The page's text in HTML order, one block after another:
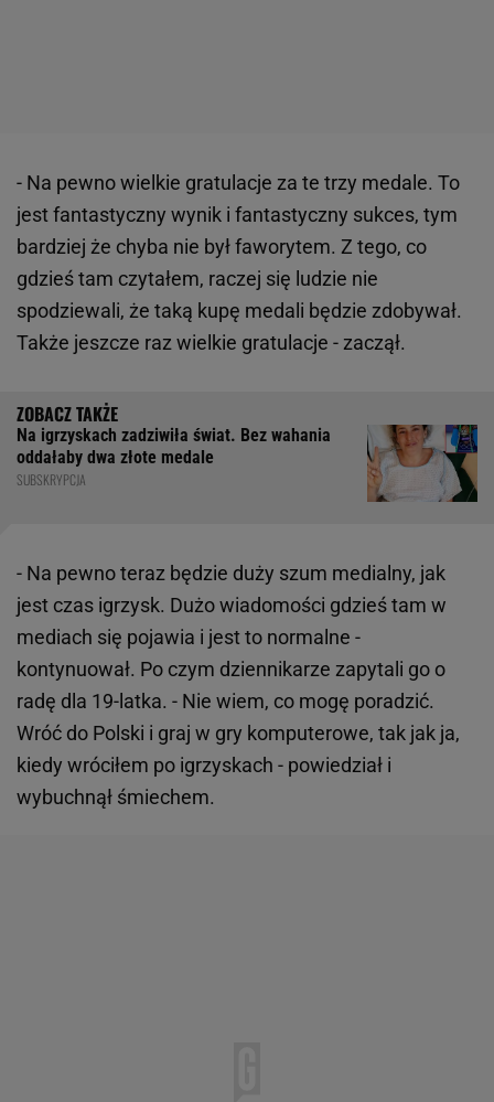
- Na pewno wielkie gratulacje za te trzy medale. To
jest fantastyczny wynik i fantastyczny sukces, tym
bardziej że chyba nie był faworytem. Z tego, co
gdzieś tam czytałem, raczej się ludzie nie
spodziewali, że taką kupę medali będzie zdobywał.
Także jeszcze raz wielkie gratulacje - zaczął.
Na igrzyskach zadziwiła świat. Bez wahania
oddałaby dwa złote medale
SUBSKRYPCJA
- Na pewno teraz będzie duży szum medialny, jak
jest czas igrzysk. Dużo wiadomości gdzieś tam w
mediach się pojawia i jest to normalne -
kontynuował. Po czym dziennikarze zapytali go o
radę dla 19-latka. - Nie wiem, co mogę poradzić.
Wróć do Polski i graj w gry komputerowe, tak jak ja,
kiedy wróciłem po igrzyskach - powiedział i
wybuchnął śmiechem.